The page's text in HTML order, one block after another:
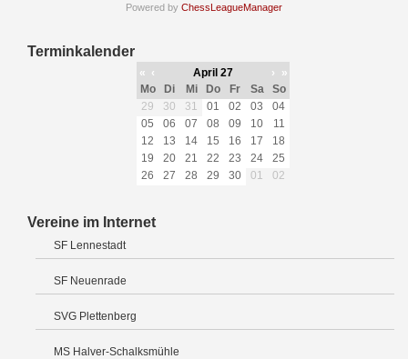
Powered by ChessLeagueManager
Terminkalender
« ‹ April 27 ›
»
Mo
Di Mi Do Fr Sa
So
29
30 31 01 02 03
04
05
06 07 08 09 10
11
12
13 14 15 16 17
18
19
20 21 22 23 24
25
26
27 28 29 30 01 02
Vereine im Internet
SF Lennestadt
SF Neuenrade
SVG Plettenberg
MS Halver-Schalksmühle